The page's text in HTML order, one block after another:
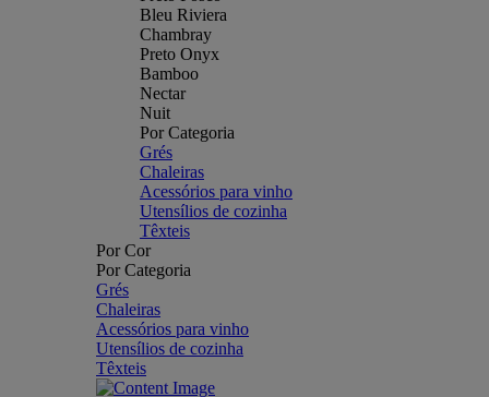
Bleu Riviera
Chambray
Preto Onyx
Bamboo
Nectar
Nuit
Por Categoria
Grés
Chaleiras
Acessórios para vinho
Utensílios de cozinha
Têxteis
Por Cor
Por Categoria
Grés
Chaleiras
Acessórios para vinho
Utensílios de cozinha
Têxteis